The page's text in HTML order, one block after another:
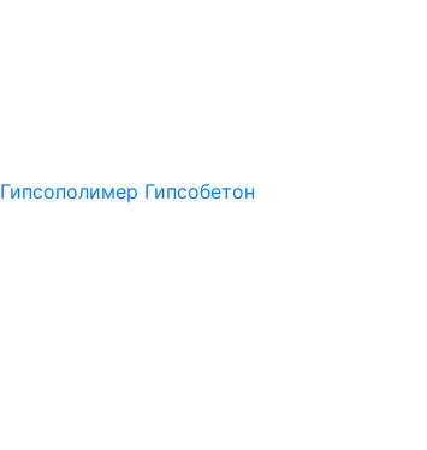
Гипсополимер Гипсобетон